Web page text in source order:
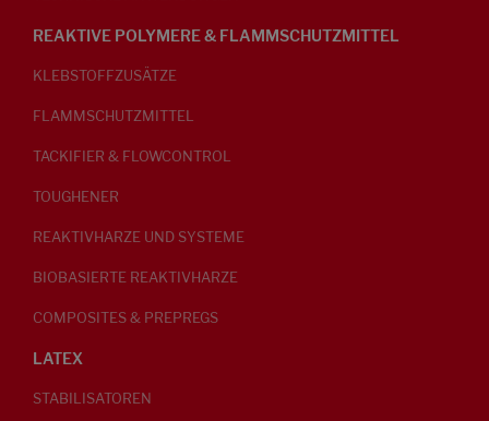
REAKTIVE POLYMERE & FLAMMSCHUTZMITTEL
KLEBSTOFFZUSÄTZE
FLAMMSCHUTZMITTEL
TACKIFIER & FLOWCONTROL
TOUGHENER
REAKTIVHARZE UND SYSTEME
BIOBASIERTE REAKTIVHARZE
COMPOSITES & PREPREGS
LATEX
STABILISATOREN